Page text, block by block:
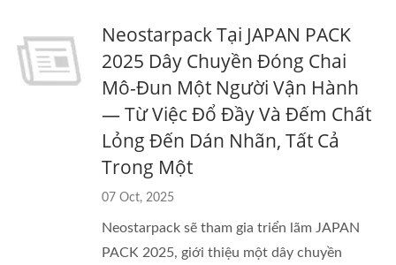
Neostarpack Tại JAPAN PACK
2025 Dây Chuyền Đóng Chai
Mô-Đun Một Người Vận Hành
— Từ Việc Đổ Đầy Và Đếm Chất
Lỏng Đến Dán Nhãn, Tất Cả
Trong Một
07 Oct, 2025
Neostarpack sẽ tham gia triển lãm JAPAN
PACK 2025, giới thiệu một dây chuyền